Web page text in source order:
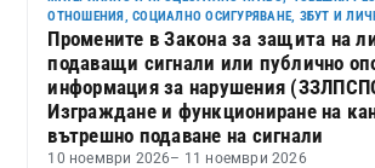
ОТНОШЕНИЯ, СОЦИАЛНО ОСИГУРЯВАНЕ, ЗБУТ И
Промените в Закона за защита на
подаващи сигнали или публично
информация за нарушения
Изграждане и функциониране на
вътрешно подаване на сигнали
10 ноември 2026– 11 ноември 2026